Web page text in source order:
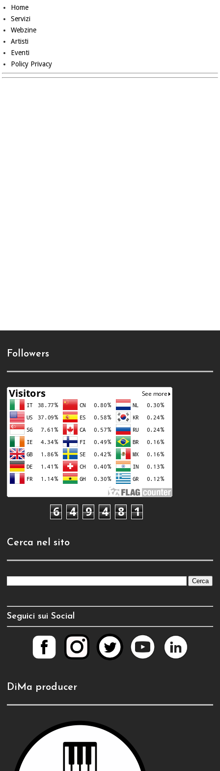
Home
Servizi
Webzine
Artisti
Eventi
Policy Privacy
Followers
6 4 9 4 8 1
Cerca nel sito
Seguici sui Social
DiMa producer